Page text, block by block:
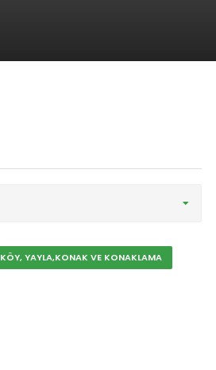
KÖY, YAYLA,KONAK VE KONAKLAMA